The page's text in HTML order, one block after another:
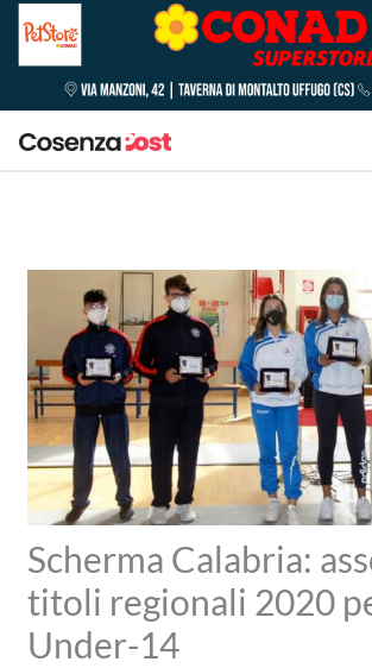
Scherma Calabria:
titoli regionali 2020
Under-14